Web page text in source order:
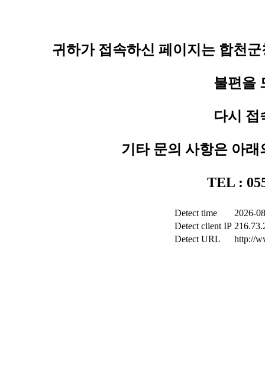
귀하가 접속하신 페이지는 합천
불편을
다시 접
기타 문의 사항은 아
TEL :
Detect time
2026-
Detect client IP
Detect URL
http://